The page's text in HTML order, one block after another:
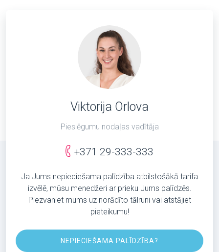
Viktorija Orlova
Pieslēgumu nodaļas vadītāja
+371 29-333-333
Ja Jums nepieciešama palīdzība atbilstošākā tarifa
izvēlē, mūsu menedžeri ar prieku Jums palīdzēs.
Piezvaniet mums uz norādīto tālruni vai atstājiet
pieteikumu!
NEPIECIEŠAMA PALĪDZĪBA?